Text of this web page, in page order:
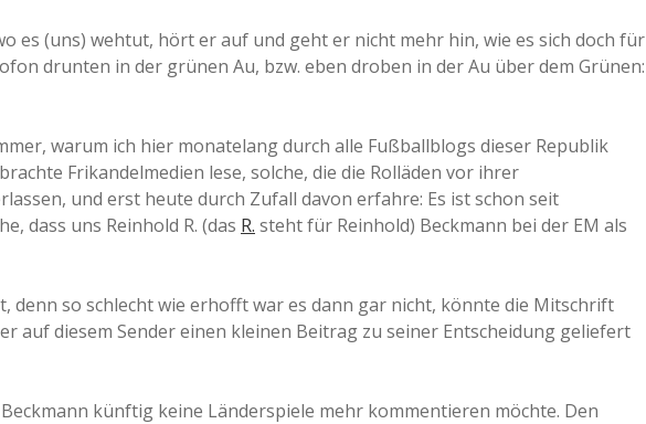
es (uns) wehtut, hört er auf und geht er nicht mehr hin, wie es sich doch für
drunten in der grünen Au, bzw. eben droben in der Au über dem Grünen:
warum ich hier monatelang durch alle Fußballblogs dieser Republik
Frikandelmedien lese, solche, die die Rolläden vor ihrer
und erst heute durch Zufall davon erfahre: Es ist schon seit
dass uns Reinhold R. (das R. steht für Reinhold) Beckmann bei der EM als
denn so schlecht wie erhofft war es dann gar nicht, könnte die Mitschrift
auf diesem Sender einen kleinen Beitrag zu seiner Entscheidung geliefert
künftig keine Länderspiele mehr kommentieren möchte. Den